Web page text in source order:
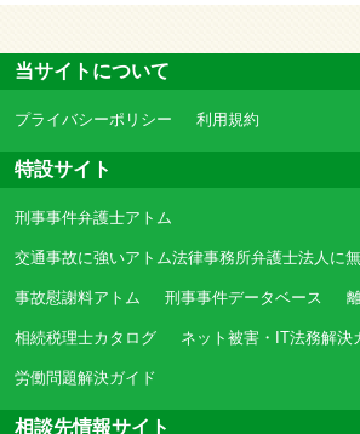
当サイトについて
プライバシーポリシー 利用規約
特設サイト
刑事事件弁護士アトム
交通事故に強いアトム法律事務所弁護士法人に
事故慰謝料アトム 刑事事件データベース
相続税理士カタログ ネット被害・IT法務解決
労働問題解決ガイド
相談先情報サイト